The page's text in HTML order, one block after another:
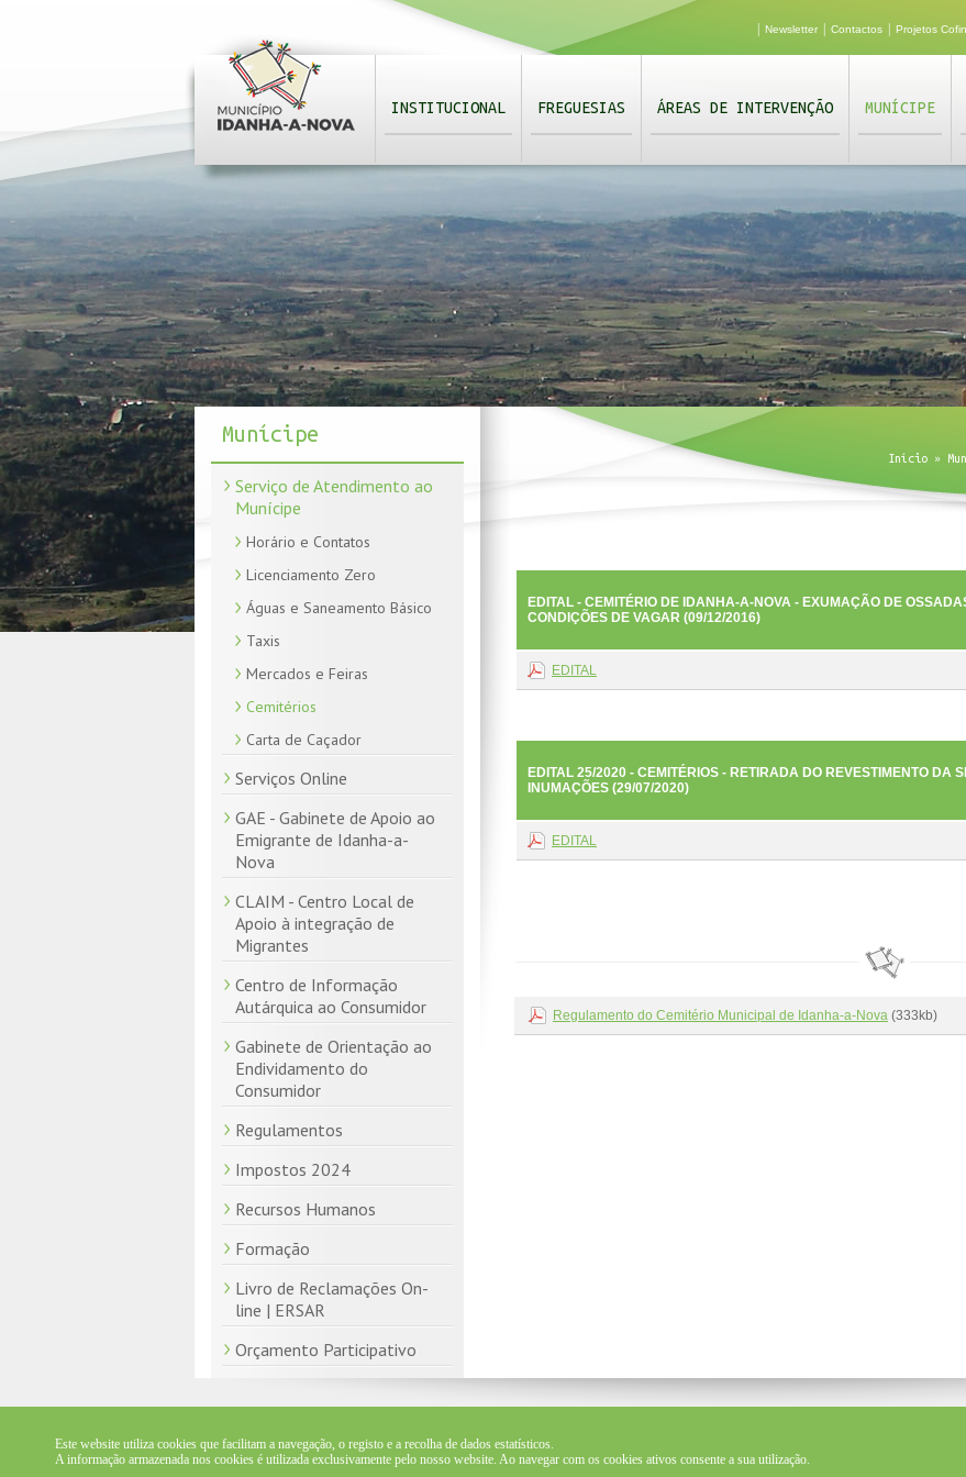
Este website utiliza cookies que facilitam a navegação, o registo e a recolha de dados estatísticos.
A informação armazenada nos cookies é utilizada exclusivamente pelo nosso website. Ao navegar com os cookies ativos consente a sua utilização.
Newsletter Contactos Projetos
INSTITUCIONAL FREGUESIAS ÁREAS DE INTERVENÇÃO MUNÍCIPE
Munícipe
Serviço de Atendimento ao
Munícipe
Horário e Contatos
Licenciamento Zero
Águas e Saneamento Básico
Taxis
Mercados e Feiras
Cemitérios
Carta de Caçador
Serviços Online
GAE - Gabinete de Apoio ao
Emigrante de Idanha-a-
Nova
CLAIM - Centro Local de
Apoio à integração de
Migrantes
Centro de Informação
Autárquica ao Consumidor
Gabinete de Orientação ao
Endividamento do
Consumidor
Regulamentos
Impostos 2024
Recursos Humanos
Formação
Livro de Reclamações On-
line | ERSAR
Orçamento Participativo
Início »
EDITAL - CEMITÉRIO DE IDANHA-A-NOVA - EXUMAÇÃO DE
CONDIÇÕES DE VAGAR (09/12/2016)
EDITAL
EDITAL 25/2020 - CEMITÉRIOS - RETIRADA DO REVESTIMENTO DA
INUMAÇÕES (29/07/2020)
EDITAL
Regulamento do Cemitério Municipal de Idanha-a-Nova (333kb)
2026 © MUNICÍPIO DE IDANHA A NOVA